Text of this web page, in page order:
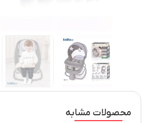
محصولات مشابه